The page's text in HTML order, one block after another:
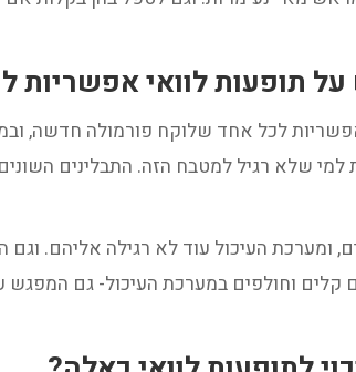
תופעות לוואי אפשריות
לכל אחד שלוקח פורמולה חדשה,
שלא רגיל למטבח הזה. התבלינים
ומערכת העיכול עוד לא רגילה אליהם.
קלים וחולפים במערכת העיכול- גם המפגש